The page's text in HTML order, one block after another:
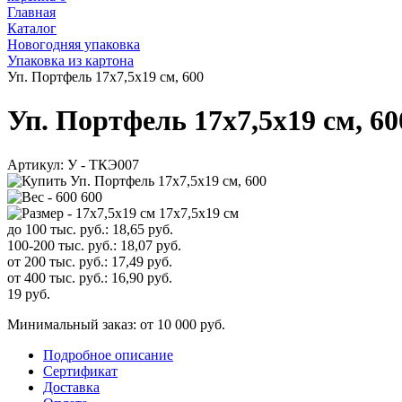
Главная
Каталог
Новогодняя упаковка
Упаковка из картона
Уп. Портфель 17x7,5x19 см, 600
Уп. Портфель 17x7,5x19 см,
Артикул: У - ТКЭ007
600
17x7,5x19 см
до 100 тыс. руб.: 18,65 руб.
100-200 тыс. руб.: 18,07 руб.
от 200 тыс. руб.: 17,49 руб.
от 400 тыс. руб.: 16,90 руб.
19 руб.
Минимальный заказ: от 10 000 руб.
Подробное описание
Сертификат
Доставка